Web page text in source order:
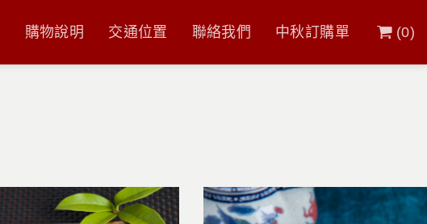
購物說明 交通位置 聯絡我們 中秋訂購單 (0)